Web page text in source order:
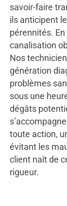
savoir-faire
ils anticipent
pérennités.
canalisation
Nos
génération
problèmes
sous une
dégâts
toute action,
évitant les
client naît de
rigueur.